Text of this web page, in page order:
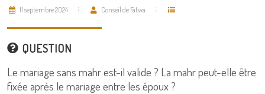
11 septembre 2024 Conseil de Fatwa
QUESTION
Le mariage sans mahr est-il valide ? La mahr peut-elle être
fixée après le mariage entre les époux ?